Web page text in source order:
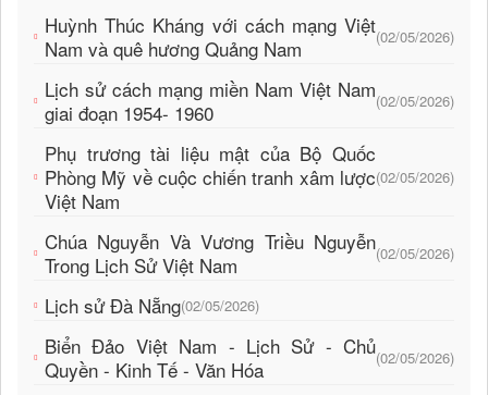
Huỳnh Thúc Kháng với cách mạng Việt
Nam và quê hương Quảng Nam
(02/05/2026)
Lịch sử cách mạng miền Nam Việt Nam
giai đoạn 1954- 1960
(02/05/2026)
Phụ trương tài liệu mật của Bộ Quốc
Phòng Mỹ về cuộc chiến tranh xâm lược
Việt Nam
(02/05/2026)
Chúa Nguyễn Và Vương Triều Nguyễn
Trong Lịch Sử Việt Nam
(02/05/2026)
Lịch sử Đà Nẵng(02/05/2026)
Biển Đảo Việt Nam - Lịch Sử - Chủ
Quyền - Kinh Tế - Văn Hóa
(02/05/2026)